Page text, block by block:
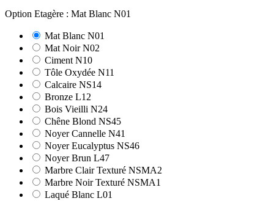
Option Etagère : Mat Blanc N01
Mat Blanc N01
Mat Noir N02
Ciment N10
Tôle Oxydée N11
Calcaire NS14
Bronze L12
Bois Vieilli N24
Chêne Blond NS45
Noyer Cannelle N41
Noyer Eucalyptus NS46
Noyer Brun L47
Marbre Clair Texturé NSMA2
Marbre Noir Texturé NSMA1
Laqué Blanc L01